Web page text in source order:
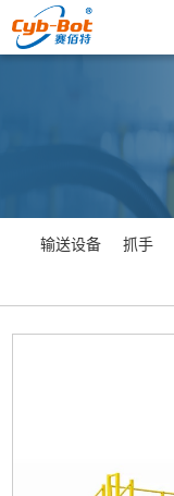
输送设备 抓手